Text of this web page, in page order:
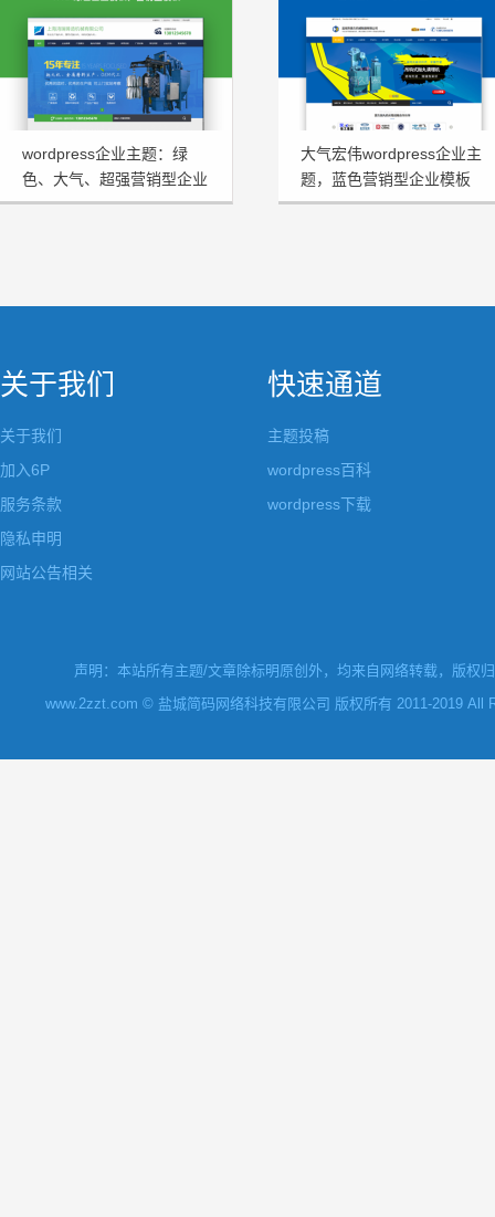
wordpress企业主题：绿
色、大气、超强营销型企业
模板HRtheme发布
大气宏伟wordpress企业主
题，蓝色营销型企业模板
HJtheme发布
关于我们
关于我们
加入6P
服务条款
隐私申明
网站公告相关
快速通道
主题投稿
wordpress百科
wordpress下载
声明：本站所有主题/文章除标明原创外，均来自网络转载，版权
www.2zzt.com © 盐城简码网络科技有限公司 版权所有 2011-2019